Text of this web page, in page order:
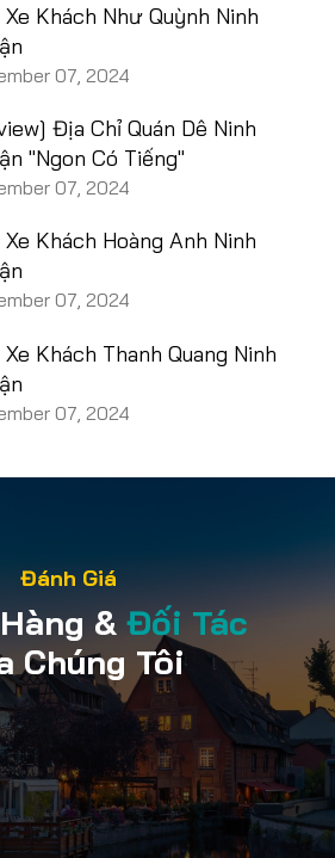
Xe Khách Như Quỳnh Ninh
07, 2024
Địa Chỉ Quán Dê Ninh
"Ngon Có Tiếng"
07, 2024
Xe Khách Hoàng Anh Ninh
07, 2024
Xe Khách Thanh Quang Ninh
07, 2024
Đánh Giá
& Đối Tác
Chúng Tôi